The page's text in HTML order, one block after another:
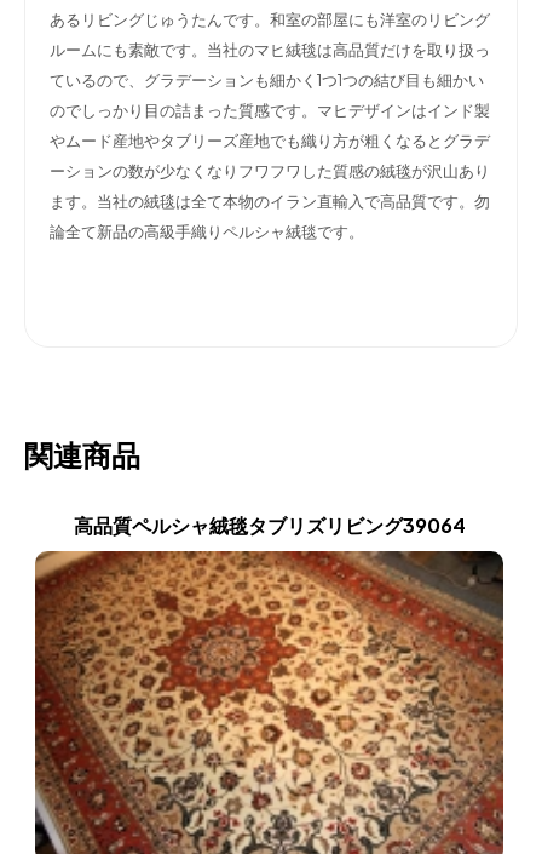
あるリビングじゅうたんです。和室の部屋にも洋室のリビング
ルームにも素敵です。当社のマヒ絨毯は高品質だけを取り扱っ
ているので、グラデーションも細かく1つ1つの結び目も細かい
のでしっかり目の詰まった質感です。マヒデザインはインド製
やムード産地やタブリーズ産地でも織り方が粗くなるとグラデ
ーションの数が少なくなりフワフワした質感の絨毯が沢山あり
ます。当社の絨毯は全て本物のイラン直輸入で高品質です。勿
論全て新品の高級手織りペルシャ絨毯です。
関連商品
高品質ペルシャ絨毯タブリズリビング39064